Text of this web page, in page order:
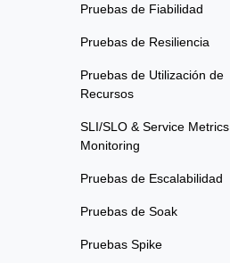
Pruebas de Fiabilidad
Pruebas de Resiliencia
Pruebas de Utilización de
Recursos
SLI/SLO & Service Metrics
Monitoring
Pruebas de Escalabilidad
Pruebas de Soak
Pruebas Spike